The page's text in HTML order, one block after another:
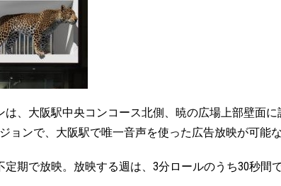
、大阪駅中央コンコース北側、暁の広場上部壁面に
ョンで、大阪駅で唯一音声を使った広告放映が可能
定期で放映。放映する週は、3分ロールのうち30秒間